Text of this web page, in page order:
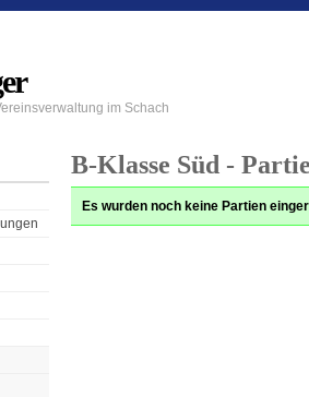
im Schach
B-Klasse Süd -
Es wurden noch keine Partien